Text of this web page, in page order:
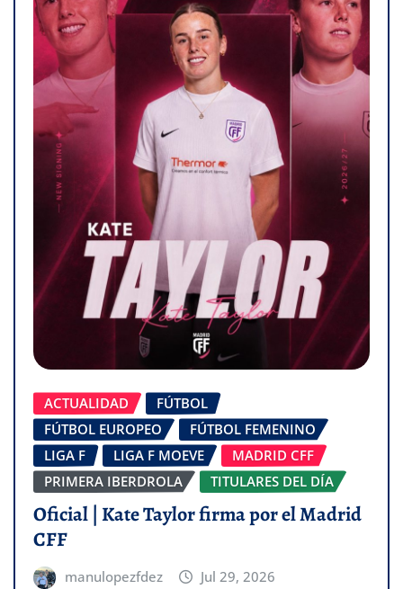
ACTUALIDAD
FÚTBOL
FÚTBOL EUROPEO
FÚTBOL FEMENINO
LIGA F
LIGA F MOEVE
MADRID CFF
PRIMERA IBERDROLA
TITULARES DEL DÍA
Oficial | Kate Taylor firma por el Madrid
CFF
manulopezfdez Jul 29, 2026